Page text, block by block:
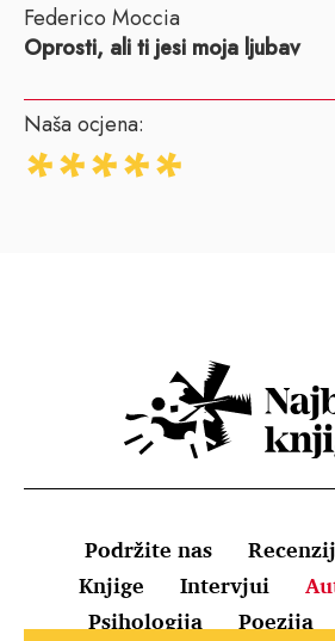
Federico Moccia
Oprosti, ali ti jesi moja ljubav
Naša ocjena:
Podržite nas
Knjige
Intervjui
Psihologija
Poezija